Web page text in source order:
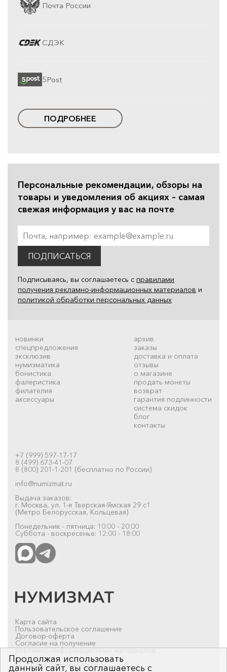
Почта России
СДЭК
5Post
ПОДРОБНЕЕ
Персональные рекомендации, обзоры на
товары и уведомления об акциях – самая
свежая информация у вас на почте
ПОДПИСАТЬСЯ
Подписываясь, вы соглашаетесь с правилами
получения рекламно-информационных материалов и
политикой обработки персональных данных
новинки
спецпредложения
эксклюзив
нумизматика
бонистика
фалеристика
филателия
аксессуары
архив
заказы
доставка и оплата
отзывы
о магазине
продать монеты
возврат
гарантия подлинности
система скидок
блог
контакты
+7 (999) 597-17-17
8 (499) 673-41-07
8 (800) 201-1-201 (бесплатно по России)
info@numizmat.ru
Выдача заказов:
г. Москва, ул. 1-я Тверская-Ямская 29 с1
(Метро Белорусская, Кольцевая)
Понедельник - пятница: 10:00 - 20:00
Суббота - воскресенье: 12:00 - 18:00
Карта сайта
Пользовательское соглашение
Договор-оферта
Согласие на получение
рекламно-информационных материалов
© 2019-2026 Нумизмат.ru
Продолжая использовать
данный сайт, вы соглашаетесь с